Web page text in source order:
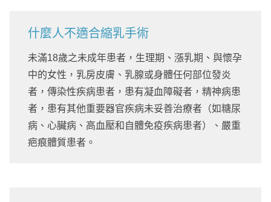
什麼人不適合縮乳手術
未滿18歲之未成年患者，生理期、漲乳期、與懷孕
中的女性，乳房皮膚、乳腺或身體任何部位發炎
者，傳染性疾病患者，患有凝血障礙者，精神病患
者，患有其他重要器官疾病未妥善治療者（如糖尿
病、心臟病、高血壓和自體免疫疾病患者）、嚴重
疤痕體質患者。